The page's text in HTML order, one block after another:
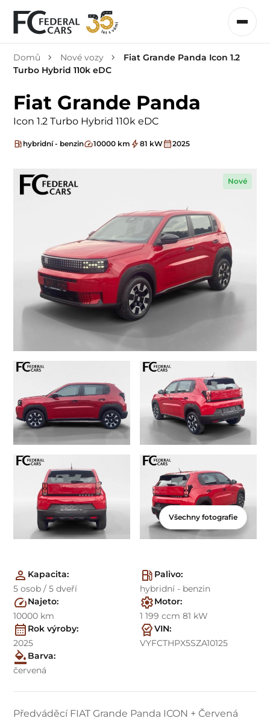
Domů Nové vozy
Fiat Grande Panda Icon 1.2
Turbo Hybrid 110k eDC
Fiat Grande Panda
Icon 1.2 Turbo Hybrid 110k eDC
hybridní - benzin 10000 km 81 kW 2025
Nové
Všechny fotografie
Kapacita:
5 osob / 5 dveří
Palivo:
hybridní - benzin
Najeto:
10000 km
Motor:
1 199 ccm 81 kW
Rok výroby:
2025
VIN:
VYFCTHPX5SZA10125
Barva:
červená
Předváděcí FIAT Grande Panda ICON + Červená